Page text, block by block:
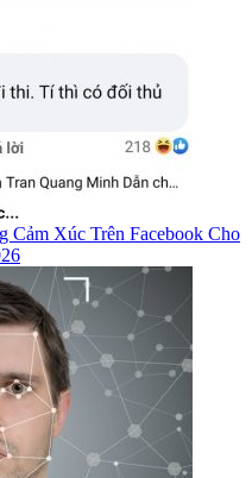
Cảm Xúc Trên Facebook Cho